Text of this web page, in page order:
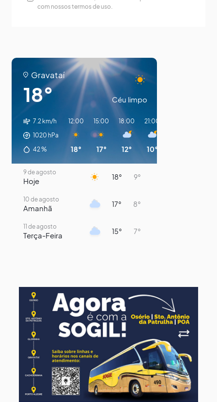
com nossos termos de uso.
Gravataí
18° Céu limpo
7.2 km/h
1020 hPa
42%
12:00
18°
15:00
17°
18:00
12°
21:00
10°
9 de agosto
Hoje 18° 9°
10 de agosto
Amanhã 17° 8°
11 de agosto
Terça-Feira 15° 7°
Quinta-Feira 16° 13°
14 de agosto
Sexta-Feira 18° 15°
15 de agosto
Sábado 21° 16°